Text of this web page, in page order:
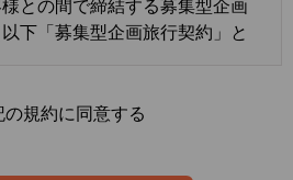
との間で締結する募集型企画
下「募集型企画旅行契約」と
慣習によるものとします。
の規約に同意する